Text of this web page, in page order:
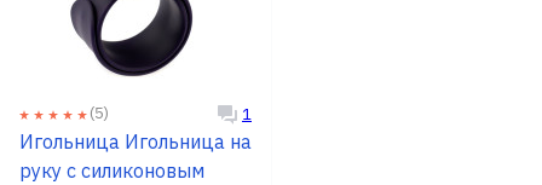
(5) 1
Игольница Игольница на
руку с силиконовым